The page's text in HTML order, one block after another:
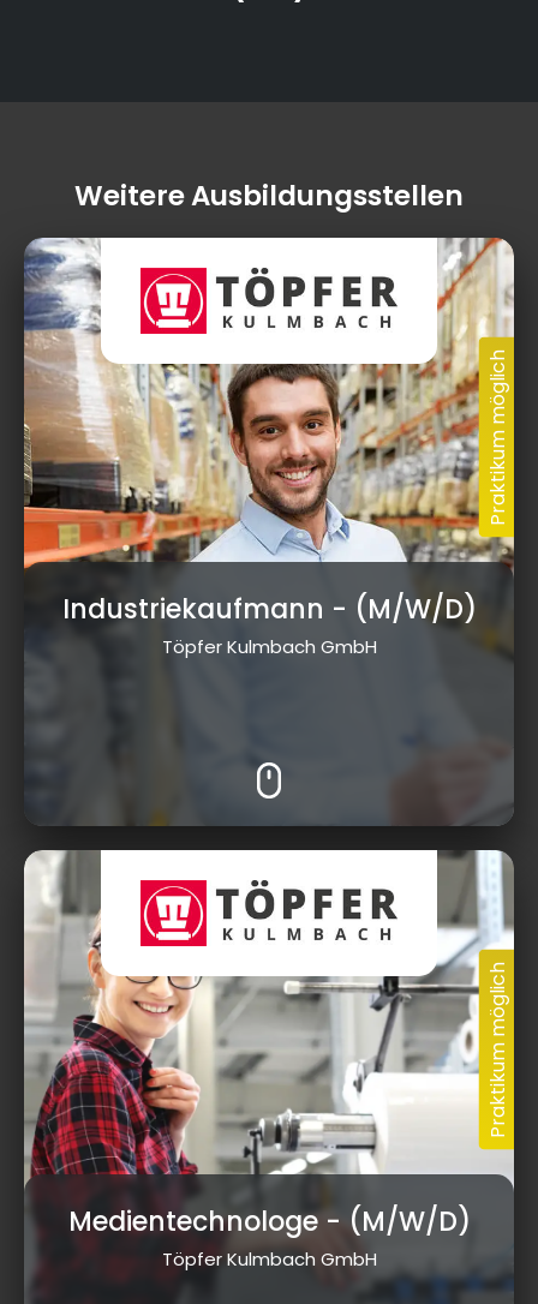
Weitere Ausbildungsstellen
Industriekaufmann - (M/W/D)
Töpfer Kulmbach GmbH
Medientechnologe- (M/W/D)
Töpfer Kulmbach GmbH